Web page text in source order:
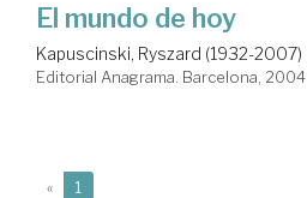
El mundo de hoy
Kapuscinski, Ryszard (1932-2007)
Editorial Anagrama. Barcelona, 2004
« 1